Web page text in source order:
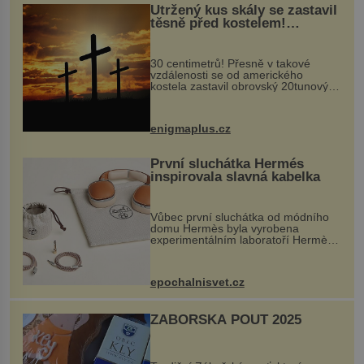
Utržený kus skály se zastavil
těsně před kostelem!
Ochránila ho boží síla?
30 centimetrů! Přesně v takové
vzdálenosti se od amerického
kostela zastavil obrovský 20tunový
...
enigmaplus.cz
První sluchátka Hermés
inspirovala slavná kabelka
Vůbec první sluchátka od módního
domu Hermès byla vyrobena
experimentálním laboratoří Hermès
kovový...
epochalnisvet.cz
ZÁBOŘSKÁ POUŤ 2025